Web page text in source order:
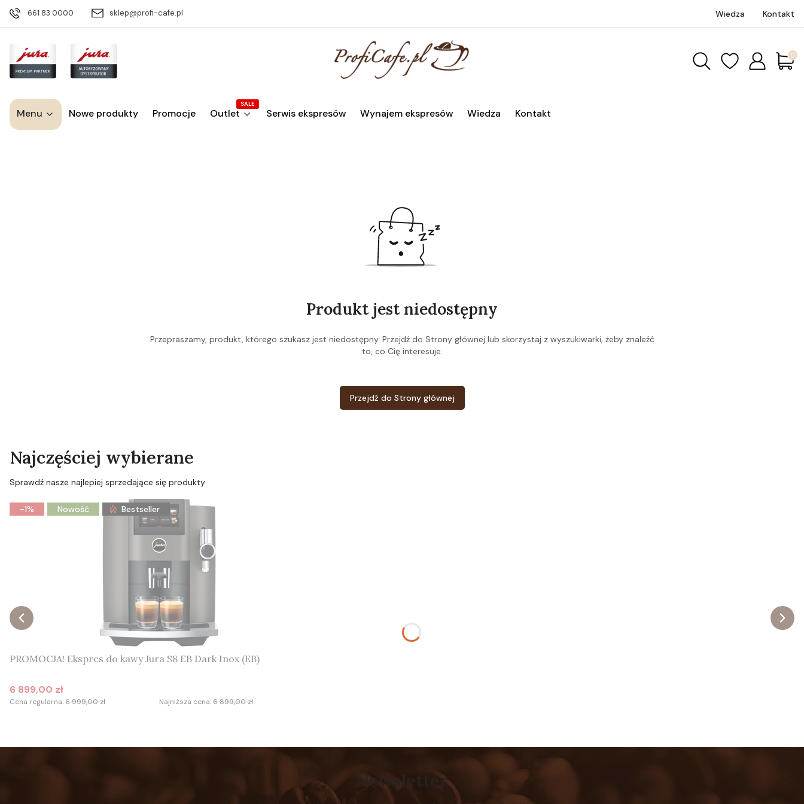
661 83 0000 sklep@profi-cafe.pl Wiedza Kontakt
Menu Nowe produkty Promocje Outlet
SALE
Serwis ekspresów Wynajem ekspresów Wiedza Kontakt
Produkt jest niedostępny
Przepraszamy, produkt, którego szukasz jest niedostępny. Przejdź do Strony głównej lub skorzystaj z wyszukiwarki, żeby znaleźć
to, co Cię interesuje.
Przejdź do Strony głównej
Najczęściej wybierane
Sprawdź nasze najlepiej sprzedające się produkty
-1% Nowość Bestseller
PROMOCJA! Ekspres do kawy Jura S8 EB Dark Inox (EB)
Cena promocyjna
6 899,00 zł
Cena regularna:6 999,00 zł Najniższa cena:6 899,00 zł
Newsletter